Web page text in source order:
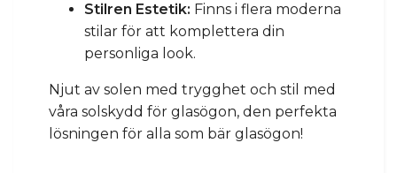
Stilren Estetik: Finns i flera moderna
stilar för att komplettera din
personliga look.
Njut av solen med trygghet och stil med
våra solskydd för glasögon, den perfekta
lösningen för alla som bär glasögon!